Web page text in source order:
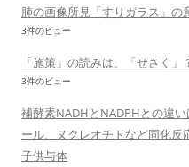
肺の画像所見「すりガラス」の
3件のビュー
「施策」の読みは、「せさく」
3件のビュー
補酵素NADHとNADPHとの違
ール、ヌクレオチドなど同化
子供与体